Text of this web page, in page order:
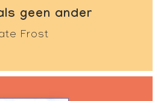
geen ander
Frost